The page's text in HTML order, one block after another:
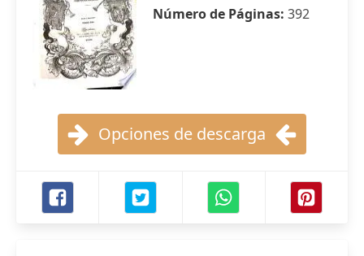
Número de Páginas: 392
Opciones de descarga